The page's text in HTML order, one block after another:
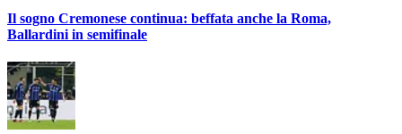
Il sogno Cremonese continua: beffata anche la Roma,
Ballardini in semifinale